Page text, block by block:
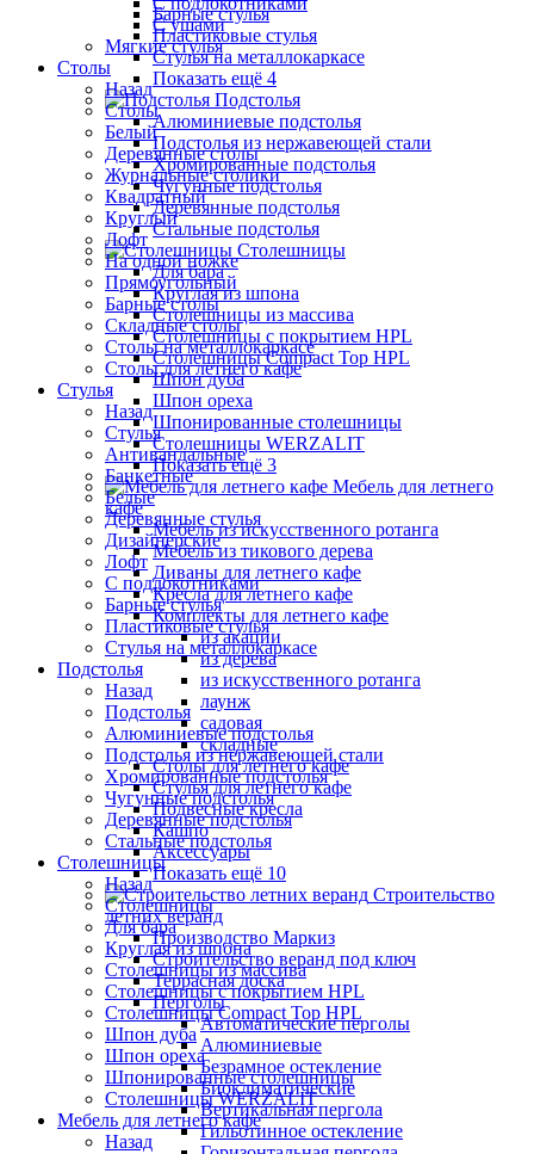
Барные стулья
Пластиковые стулья
Стулья на металлокаркасе
Показать ещё 4
Подстолья
Алюминиевые подстолья
Подстолья из нержавеющей стали
Хромированные подстолья
Чугунные подстолья
Деревянные подстолья
Стальные подстолья
Столешницы
Для бара
Круглая из шпона
Столешницы из массива
Столешницы с покрытием HPL
Столешницы Сompact Top HPL
Шпон дуба
Шпон ореха
Шпонированные столешницы
Столешницы WERZALIT
Показать ещё 3
Мебель для летнего
кафе
Мебель из искусственного ротанга
Мебель из тикового дерева
Диваны для летнего кафе
Кресла для летнего кафе
Комплекты для летнего кафе
из акации
из дерева
из искусственного ротанга
лаунж
садовая
складные
Столы для летнего кафе
Стулья для летнего кафе
Подвесные кресла
Кашпо
Аксессуары
Показать ещё 10
Строительство
летних веранд
Производство Маркиз
Строительство веранд под ключ
Террасная доска
Перголы
Автоматические перголы
Алюминиевые
Безрамное остекление
Биоклиматические
Вертикальная пергола
Гильотинное остекление
С ушами
Мягкие стулья
Столы
Назад
Столы
Белый
Деревянные столы
Журнальные столики
Квадратный
Круглый
Лофт
На одной ножке
Прямоугольный
Барные столы
Складные столы
Столы на металлокаркасе
Столы для летнего кафе
Стулья
Назад
Стулья
Антивандальные
Банкетные
Белые
Деревянные стулья
Дизайнерские
Лофт
С подлокотниками
Барные стулья
Пластиковые стулья
Стулья на металлокаркасе
Подстолья
Назад
Подстолья
Алюминиевые подстолья
Подстолья из нержавеющей стали
Хромированные подстолья
Чугунные подстолья
Деревянные подстолья
Стальные подстолья
Столешницы
Назад
Столешницы
Для бара
Круглая из шпона
Столешницы из массива
Столешницы с покрытием HPL
Столешницы Сompact Top HPL
Шпон дуба
Шпон ореха
Шпонированные столешницы
Столешницы WERZALIT
Мебель для летнего кафе
Назад